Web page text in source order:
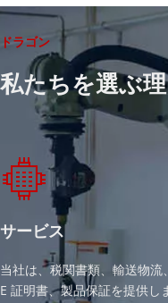
ドラゴン
私たちを選ぶ
サービス
当社は、税関書類、輸送物
E 証明書、製品保証を提供し